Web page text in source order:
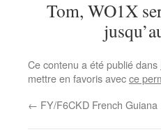
Tom, WO1X
Ce contenu a été publié dans
mettre en favoris avecce
← FY/F6CKD French Guiana